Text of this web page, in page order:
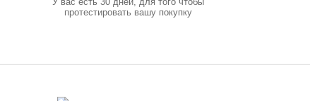
протестировать вашу покупку